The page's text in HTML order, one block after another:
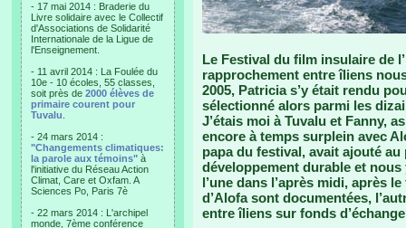
- 17 mai 2014 : Braderie du
Livre solidaire avec le Collectif
d'Associations de Solidarité
Internationale de la Ligue de
l'Enseignement.
- 11 avril 2014 : La Foulée du
10e - 10 écoles, 55 classes,
soit près de 2000 élèves de
primaire courent pour
Tuvalu
- 24 mars 2014 :
"Changements climatiques:
la parole aux témoins" à
l'initiative du Réseau Action
Climat, Care et Oxfam. A
Sciences Po, Paris 7è
- 22 mars 2014 : L'archipel
monde, 7ème conférence
Le Festival du film insulaire de
rapprochement entre îliens
2005, Patricia s’y était rendu
sélectionné alors parmi les
J’étais moi à Tuvalu et Fanny,
encore à temps surplein avec
papa du festival, avait ajouté
développement durable et
l’une dans l’après midi, après
d’Alofa sont documentées,
entre îliens sur fonds